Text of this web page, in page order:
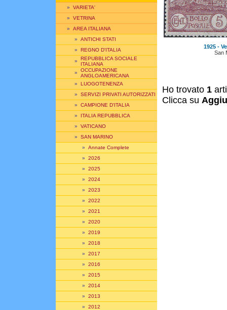
» VARIETA'
» VETRINA
» AREA ITALIANA
» ANTICHI STATI
» REGNO D'ITALIA
» REPUBBLICA SOCIALE
ITALIANA
» OCCUPAZIONE
ANGLOAMERICANA
» LUOGOTENENZA
» SERVIZI PRIVATI AUTORIZZATI
» CAMPIONE D'ITALIA
» ITALIA REPUBBLICA
» VATICANO
» SAN MARINO
» Annate Complete
» 2026
» 2025
» 2024
» 2023
» 2022
» 2021
» 2020
» 2019
» 2018
» 2017
» 2016
» 2015
» 2014
» 2013
» 2012
1925 -
San
Ho trovato 1
Clicca su